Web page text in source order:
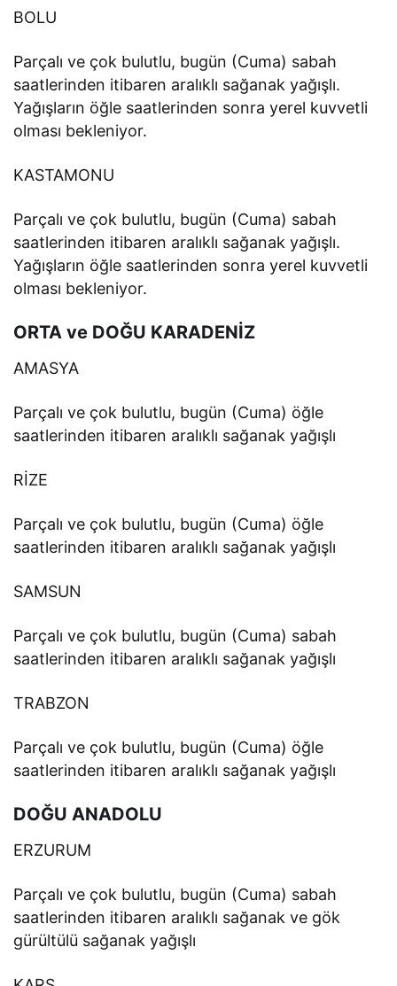
BOLU
Parçalı ve çok bulutlu, bugün (Cuma) sabah
saatlerinden itibaren aralıklı sağanak yağışlı.
Yağışların öğle saatlerinden sonra yerel kuvvetli
olması bekleniyor.
KASTAMONU
Parçalı ve çok bulutlu, bugün (Cuma) sabah
saatlerinden itibaren aralıklı sağanak yağışlı.
Yağışların öğle saatlerinden sonra yerel kuvvetli
olması bekleniyor.
ORTA ve DOĞU KARADENİZ
AMASYA
Parçalı ve çok bulutlu, bugün (Cuma) öğle
saatlerinden itibaren aralıklı sağanak yağışlı
RİZE
Parçalı ve çok bulutlu, bugün (Cuma) öğle
saatlerinden itibaren aralıklı sağanak yağışlı
SAMSUN
Parçalı ve çok bulutlu, bugün (Cuma) sabah
saatlerinden itibaren aralıklı sağanak yağışlı
TRABZON
Parçalı ve çok bulutlu, bugün (Cuma) öğle
saatlerinden itibaren aralıklı sağanak yağışlı
DOĞU ANADOLU
ERZURUM
Parçalı ve çok bulutlu, bugün (Cuma) sabah
saatlerinden itibaren aralıklı sağanak ve gök
gürültülü sağanak yağışlı